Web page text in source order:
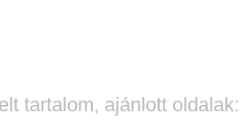
tartalom, ajánlott